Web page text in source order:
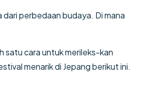
perbedaan budaya. Di mana
satu cara untuk merileks-kan
menarik di Jepang berikut ini.